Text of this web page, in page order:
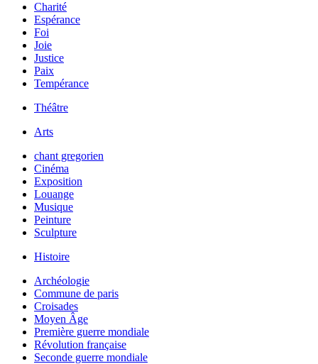
Charité
Espérance
Foi
Joie
Justice
Paix
Tempérance
Théâtre
Arts
chant gregorien
Cinéma
Exposition
Louange
Musique
Peinture
Sculpture
Histoire
Archéologie
Commune de paris
Croisades
Moyen Âge
Première guerre mondiale
Révolution française
Seconde guerre mondiale